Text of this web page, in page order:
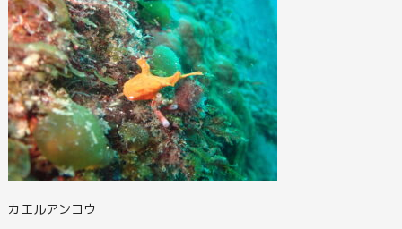
カエルアンコウ